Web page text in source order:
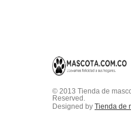
© 2013 Tienda de
Reserved.
Designed by Tienda de